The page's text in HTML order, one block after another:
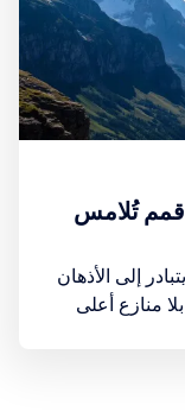
قمم تُلامس
إلى الأذهان
منازع أعلى